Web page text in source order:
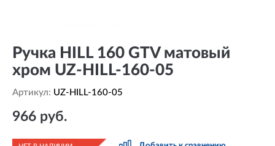
Ручка HILL 160 GTV матовый
хром UZ-HILL-160-05
Артикул: UZ-HILL-160-05
966 руб.